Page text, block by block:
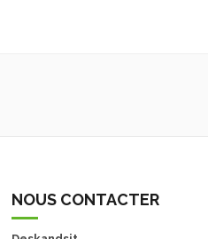
NOUS CONTACTER